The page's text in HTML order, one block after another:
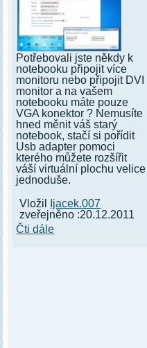
Potřebovali jste někdy k
notebooku připojit více
monitoru nebo připojit DVI
monitor a na vašem
notebooku máte pouze
VGA konektor ? Nemusíte
hned měnit váš starý
notebook, stačí si pořídit
Usb adapter pomoci
kterého můžete rozšířit
váší virtuální plochu velice
jednoduše.
Vložil
Ijacek.007
zveřejněno :20.12.2011
Čti dále